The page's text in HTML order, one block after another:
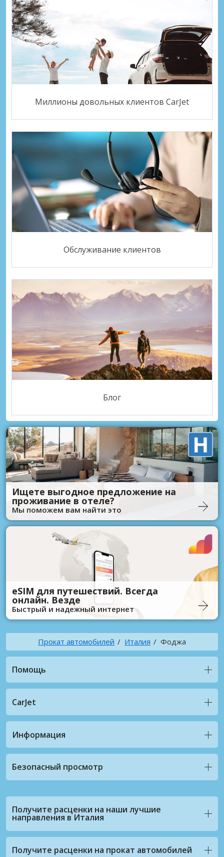
Миллионы довольных клиентов CarJet
Обслуживание клиентов
Блог
Ищете выгодное предложение на
проживание в отеле?
Мы поможем вам найти это
eSIM для путешествий. Всегда
онлайн. Везде
Быстрый и надежный интернет
Прокат автомобилей Италия Фоджа
Помощь
CarJet
Информация
Безопасный просмотр
Получите расценки на наши лучшие
направления в Италия
Получите расценки на прокат автомобилей